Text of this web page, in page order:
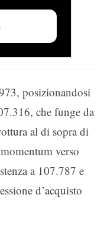
posizionandosi
che funge da
al di sopra di
verso
a 107.787 e
d’acquisto